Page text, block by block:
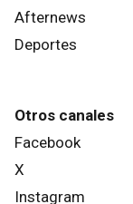
Afternews
Deportes
Otros canales
Facebook
X
Instagram